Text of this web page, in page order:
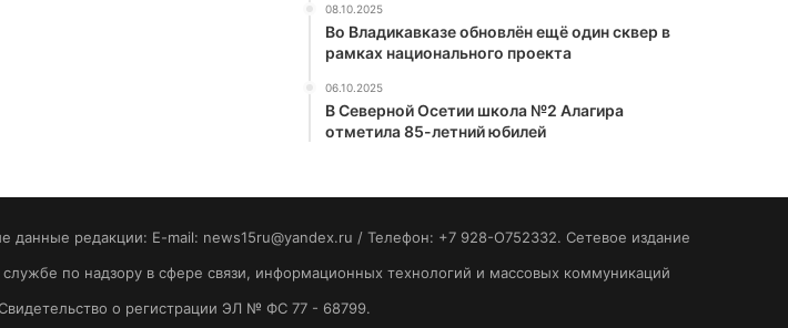
08.10.2025
Во Владикавказе обновлён ещё один сквер в
рамках национального проекта
06.10.2025
В Северной Осетии школа №2 Алагира
отметила 85-летний юбилей
редакции: E-mail: news15ru@yandex.ru / Телефон: +7 928-O752332. Сетевое издание
по надзору в сфере связи, информационных технологий и массовых коммуникаций
о регистрации ЭЛ № ФС 77 - 68799.